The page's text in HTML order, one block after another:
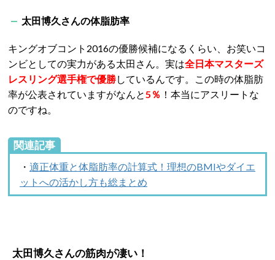
太田博久さんの体脂肪率
キングオブコント2016の優勝候補になるくらい、お笑いコ
ンビとしての実力がある太田さん。実は全日本マスターズ
レスリング選手権で優勝しているんです。この時の体脂肪
率が公表されていますがなんと5％ ！本当にアスリートな
のですね。
関連記事
・ 適正体重と体脂肪率の計算式！理想のBMIやダイエ
ットへの活かし方も総まとめ
太田博久さんの筋肉が凄い！